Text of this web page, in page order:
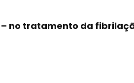
– no tratamento da